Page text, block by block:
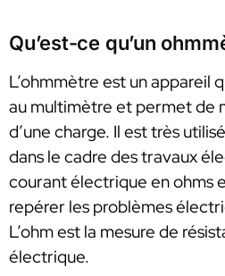
Qu’est-ce qu’un
L’ohmmètre est un appareil
au multimètre et permet de
d’une charge. Il est très
dans le cadre des travaux
courant électrique en ohms
repérer les problèmes
L’ohm est la mesure de
électrique.